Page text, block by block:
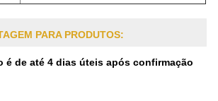
PARA PRODUTOS:
é de até 4 dias úteis após confirmação